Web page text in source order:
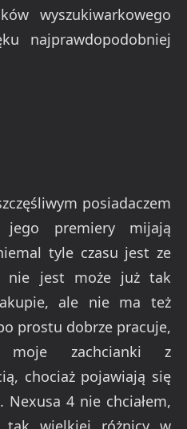
wyszukiwarkowego
najprawdopodobniej
posiadaczem
jego premiery mijają
tyle czasu jest ze
nie jest może już tak
ale nie ma też
prostu dobrze pracuje,
moje zachcianki z
chociaż pojawiają się
4 nie chciałem,